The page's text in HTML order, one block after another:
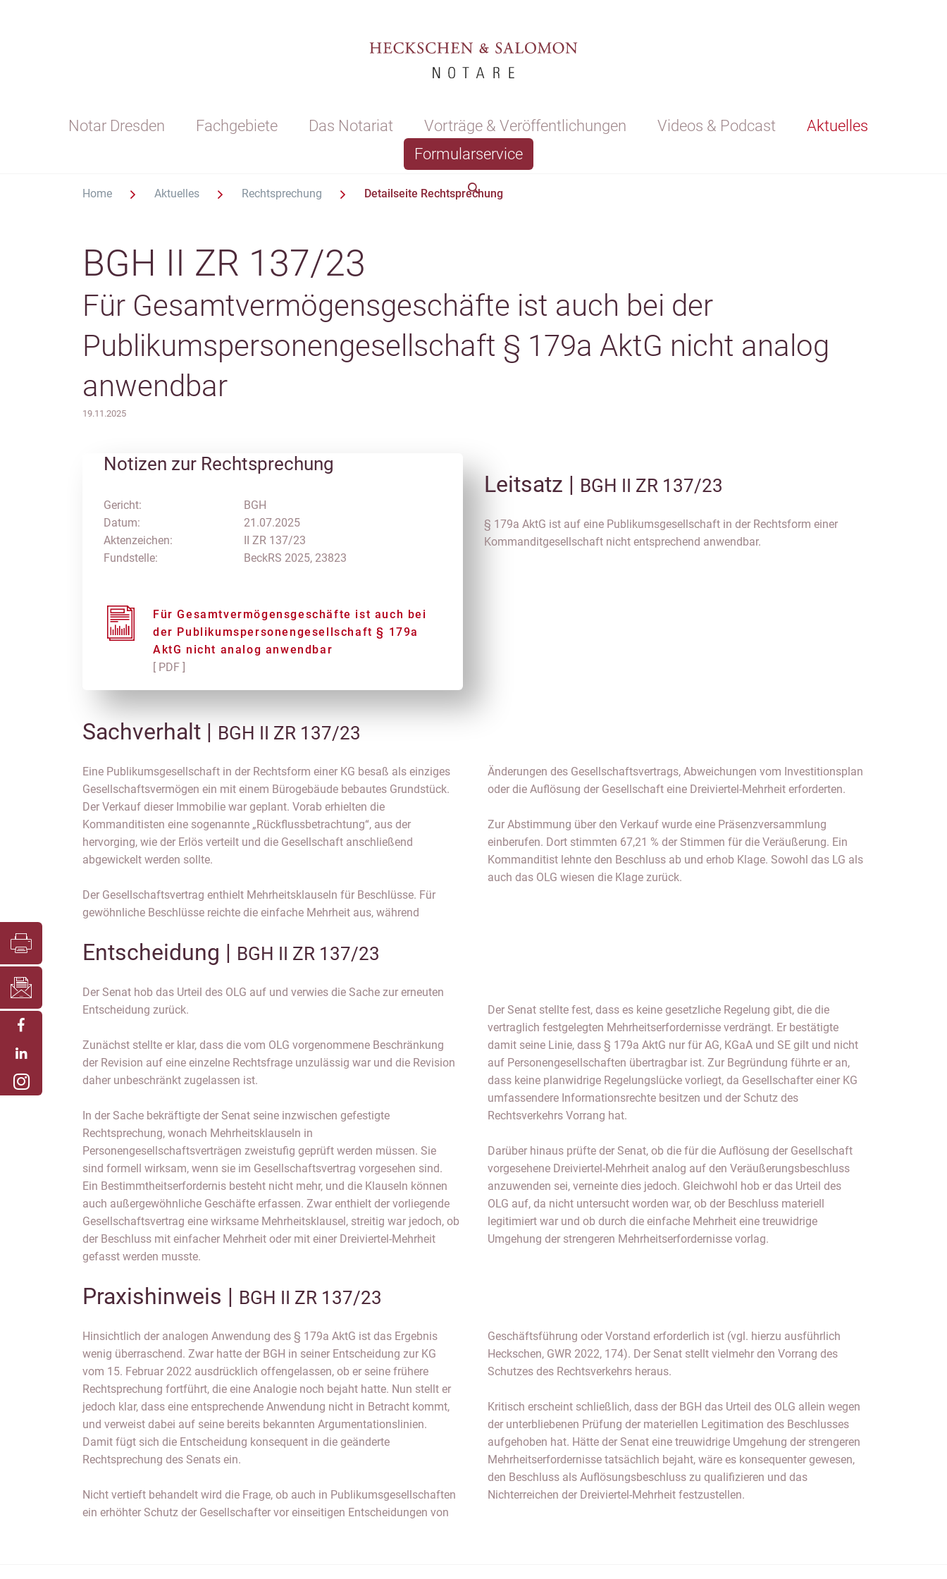
Notar Dresden Fachgebiete Das Notariat Vorträge & Veröffentlichungen Videos & Podcast
Aktuelles
Formularservice
Home Aktuelles Rechtsprechung Detailseite Rechtsprechung
BGH II ZR 137/23
Für Gesamtvermögensgeschäfte ist auch bei der
Publikumspersonengesellschaft § 179a AktG nicht analog
anwendbar
19.11.2025
Notizen zur Rechtsprechung
Gericht:
Datum:
Aktenzeichen:
Fundstelle:
BGH
21.07.2025
II ZR 137/23
BeckRS 2025, 23823
Für Gesamtvermögensgeschäfte ist auch bei
der Publikumspersonengesellschaft § 179a
AktG nicht analog anwendbar
[ PDF ]
Leitsatz | BGH II ZR 137/23
§ 179a AktG ist auf eine Publikumsgesellschaft in der Rechtsform einer
Kommanditgesellschaft nicht entsprechend anwendbar.
Sachverhalt | BGH II ZR 137/23
Eine Publikumsgesellschaft in der Rechtsform einer KG besaß als einziges
Gesellschaftsvermögen ein mit einem Bürogebäude bebautes Grundstück.
Der Verkauf dieser Immobilie war geplant. Vorab erhielten die
Kommanditisten eine sogenannte „Rückflussbetrachtung“, aus der
hervorging, wie der Erlös verteilt und die Gesellschaft anschließend
abgewickelt werden sollte.
Der Gesellschaftsvertrag enthielt Mehrheitsklauseln für Beschlüsse. Für
gewöhnliche Beschlüsse reichte die einfache Mehrheit aus, während
Änderungen des Gesellschaftsvertrags, Abweichungen vom Investitionsplan
oder die Auflösung der Gesellschaft eine Dreiviertel-Mehrheit erforderten.
Zur Abstimmung über den Verkauf wurde eine Präsenzversammlung
einberufen. Dort stimmten 67,21 % der Stimmen für die Veräußerung. Ein
Kommanditist lehnte den Beschluss ab und erhob Klage. Sowohl das LG als
auch das OLG wiesen die Klage zurück.
Entscheidung | BGH II ZR 137/23
Der Senat hob das Urteil des OLG auf und verwies die Sache zur erneuten
Entscheidung zurück.
Zunächst stellte er klar, dass die vom OLG vorgenommene Beschränkung
der Revision auf eine einzelne Rechtsfrage unzulässig war und die Revision
daher unbeschränkt zugelassen ist.
In der Sache bekräftigte der Senat seine inzwischen gefestigte
Rechtsprechung, wonach Mehrheitsklauseln in
Personengesellschaftsverträgen zweistufig geprüft werden müssen. Sie
sind formell wirksam, wenn sie im Gesellschaftsvertrag vorgesehen sind.
Ein Bestimmtheitserfordernis besteht nicht mehr, und die Klauseln können
auch außergewöhnliche Geschäfte erfassen. Zwar enthielt der vorliegende
Gesellschaftsvertrag eine wirksame Mehrheitsklausel, streitig war jedoch, ob
der Beschluss mit einfacher Mehrheit oder mit einer Dreiviertel-Mehrheit
gefasst werden musste.
Der Senat stellte fest, dass es keine gesetzliche Regelung gibt, die die
vertraglich festgelegten Mehrheitserfordernisse verdrängt. Er bestätigte
damit seine Linie, dass § 179a AktG nur für AG, KGaA und SE gilt und nicht
auf Personengesellschaften übertragbar ist. Zur Begründung führte er an,
dass keine planwidrige Regelungslücke vorliegt, da Gesellschafter einer KG
umfassendere Informationsrechte besitzen und der Schutz des
Rechtsverkehrs Vorrang hat.
Darüber hinaus prüfte der Senat, ob die für die Auflösung der Gesellschaft
vorgesehene Dreiviertel-Mehrheit analog auf den Veräußerungsbeschluss
anzuwenden sei, verneinte dies jedoch. Gleichwohl hob er das Urteil des
OLG auf, da nicht untersucht worden war, ob der Beschluss materiell
legitimiert war und ob durch die einfache Mehrheit eine treuwidrige
Umgehung der strengeren Mehrheitserfordernisse vorlag.
Praxishinweis | BGH II ZR 137/23
Hinsichtlich der analogen Anwendung des § 179a AktG ist das Ergebnis
wenig überraschend. Zwar hatte der BGH in seiner Entscheidung zur KG
vom 15. Februar 2022 ausdrücklich offengelassen, ob er seine frühere
Rechtsprechung fortführt, die eine Analogie noch bejaht hatte. Nun stellt er
jedoch klar, dass eine entsprechende Anwendung nicht in Betracht kommt,
und verweist dabei auf seine bereits bekannten Argumentationslinien.
Damit fügt sich die Entscheidung konsequent in die geänderte
Rechtsprechung des Senats ein.
Nicht vertieft behandelt wird die Frage, ob auch in Publikumsgesellschaften
ein erhöhter Schutz der Gesellschafter vor einseitigen Entscheidungen von
Geschäftsführung oder Vorstand erforderlich ist (vgl. hierzu ausführlich
Heckschen, GWR 2022, 174). Der Senat stellt vielmehr den Vorrang des
Schutzes des Rechtsverkehrs heraus.
Kritisch erscheint schließlich, dass der BGH das Urteil des OLG allein wegen
der unterbliebenen Prüfung der materiellen Legitimation des Beschlusses
aufgehoben hat. Hätte der Senat eine treuwidrige Umgehung der strengeren
Mehrheitserfordernisse tatsächlich bejaht, wäre es konsequenter gewesen,
den Beschluss als Auflösungsbeschluss zu qualifizieren und das
Nichterreichen der Dreiviertel-Mehrheit festzustellen.